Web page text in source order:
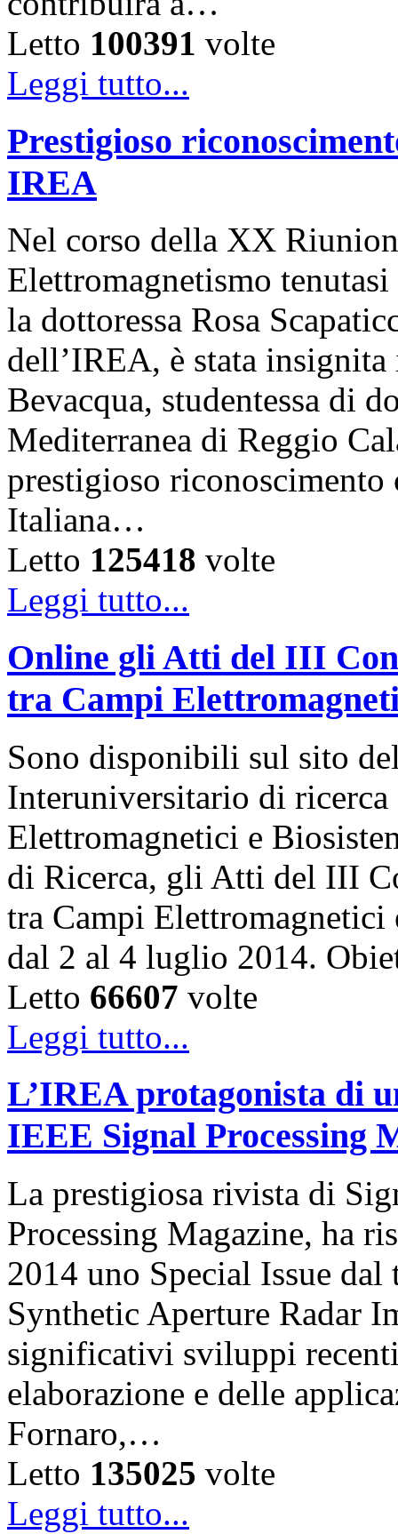
Letto 100391 volte
Leggi tutto...
Prestigioso
IREA
Nel corso della XX
Elettromagnetismo
la dottoressa Rosa
dell’IREA, è stata
Bevacqua, studentessa di
Mediterranea di Reggio
prestigioso
Italiana…
Letto 125418 volte
Leggi tutto...
Online gli Atti del III
tra Campi
Sono disponibili sul sito
Interuniversitario di
Elettromagnetici e
di Ricerca, gli Atti del III
tra Campi
dal 2 al 4 luglio 2014.
Letto 66607 volte
Leggi tutto...
L’IREA protagonista di
IEEE Signal Processing
La prestigiosa rivista di
Processing Magazine, ha
2014 uno Special Issue
Synthetic Aperture Radar
significativi sviluppi
elaborazione e delle
Fornaro,…
Letto 135025 volte
Leggi tutto...